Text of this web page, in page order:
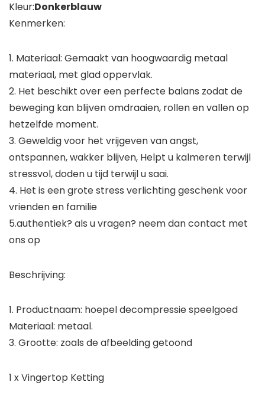
Kleur:Donkerblauw
Kenmerken:
1. Materiaal: Gemaakt van hoogwaardig metaal
materiaal, met glad oppervlak.
2. Het beschikt over een perfecte balans zodat de
beweging kan blijven omdraaien, rollen en vallen op
hetzelfde moment.
3. Geweldig voor het vrijgeven van angst,
ontspannen, wakker blijven, Helpt u kalmeren terwijl
stressvol, doden u tijd terwijl u saai.
4. Het is een grote stress verlichting geschenk voor
vrienden en familie
5.authentiek? als u vragen? neem dan contact met
ons op
Beschrijving:
1. Productnaam: hoepel decompressie speelgoed
Materiaal: metaal.
3. Grootte: zoals de afbeelding getoond
1 x Vingertop Ketting